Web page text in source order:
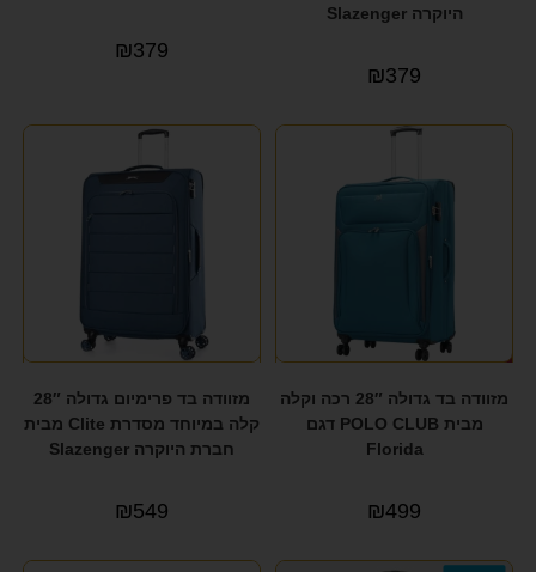
היוקרה Slazenger
₪379
₪379
מזוודה בד גדולה 28″ רכה וקלה
מבית POLO CLUB דגם
Florida
₪499
מזוודה בד פרימיום גדולה 28″
קלה במיוחד מסדרת Clite מבית
חברת היוקרה Slazenger
₪549